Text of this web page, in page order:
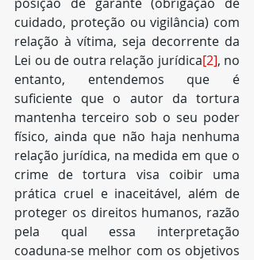
cuidado, proteção ou vigilância) com
relação à vítima, seja decorrente da
Lei ou de outra relação jurídica[2], no
entanto, entendemos que é
suficiente que o autor da tortura
mantenha terceiro sob o seu poder
físico, ainda que não haja nenhuma
relação jurídica, na medida em que o
crime de tortura visa coibir uma
prática cruel e inaceitável, além de
proteger os direitos humanos, razão
pela qual essa interpretação
coaduna-se melhor com os objetivos